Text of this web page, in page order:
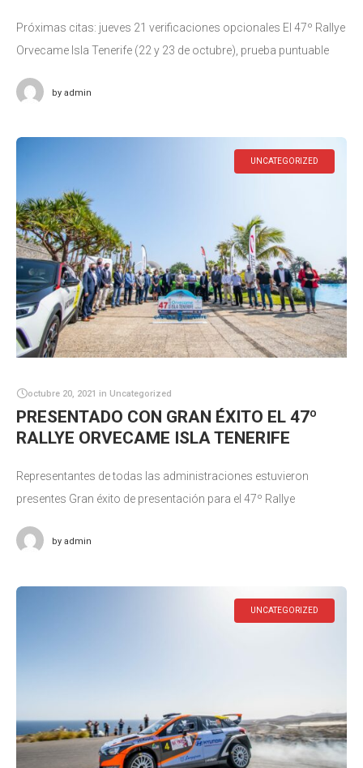
Próximas citas: jueves 21 verificaciones opcionales El 47º Rallye
Orvecame Isla Tenerife (22 y 23 de octubre), prueba puntuable
by admin
UNCATEGORIZED
octubre 20, 2021 in Uncategorized
PRESENTADO CON GRAN ÉXITO EL 47º
RALLYE ORVECAME ISLA TENERIFE
Representantes de todas las administraciones estuvieron
presentes Gran éxito de presentación para el 47º Rallye
para el Campeonato de Canarias
by admin
UNCATEGORIZED